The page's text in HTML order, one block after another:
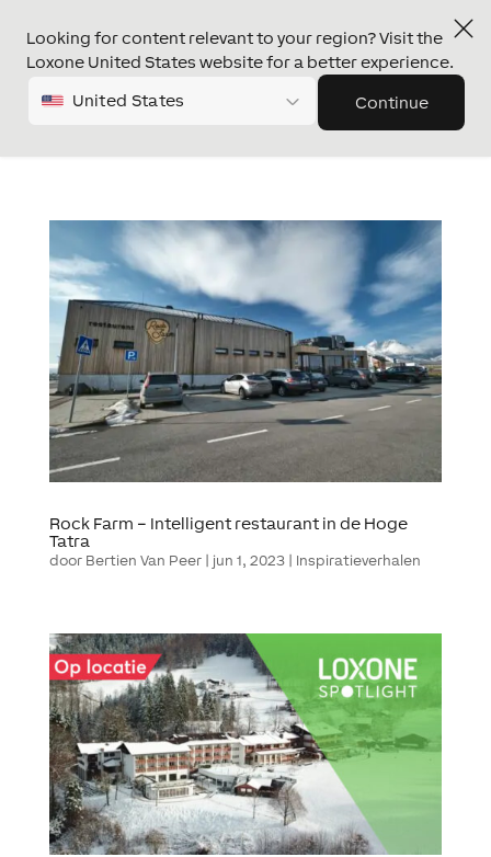
Looking for content relevant to your region? Visit the
Loxone United States website for a better experience.
United States Continue
Rock Farm – Intelligent restaurant in de Hoge
Tatra
door Bertien Van Peer| jun 1, 2023| Inspiratieverhalen